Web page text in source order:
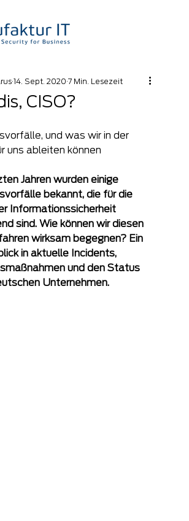
CISO?
14. Sept. 2020 7 Min. Lesezeit
und was wir in der
uns ableiten können
Jahren wurden einige
bekannt, die für die
Informationssicherheit
sind. Wie können wir diesen
wirksam begegnen? Ein
in aktuelle Incidents,
und den Status
Unternehmen.